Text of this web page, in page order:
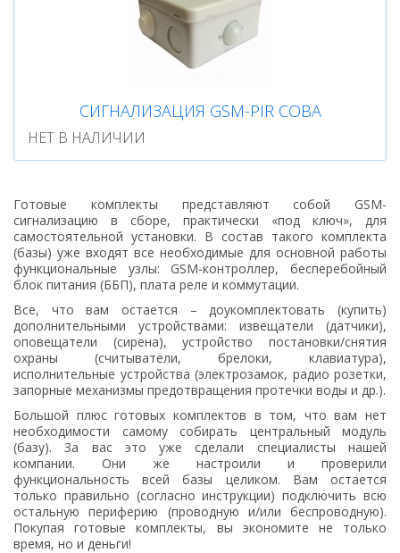
СИГНАЛИЗАЦИЯ GSM-PIR СОВА
НЕТ В НАЛИЧИИ
Готовые комплекты представляют собой GSM-
сигнализацию в сборе, практически «под ключ», для
самостоятельной установки. В состав такого комплекта
(базы) уже входят все необходимые для основной работы
функциональные узлы: GSM-контроллер, бесперебойный
блок питания (ББП), плата реле и коммутации.
Все, что вам остается – доукомплектовать (купить)
дополнительными устройствами: извещатели (датчики),
оповещатели (сирена), устройство постановки/снятия
охраны (считыватели, брелоки, клавиатура),
исполнительные устройства (электрозамок, радио розетки,
запорные механизмы предотвращения протечки воды и др.).
Большой плюс готовых комплектов в том, что вам нет
необходимости самому собирать центральный модуль
(базу). За вас это уже сделали специалисты нашей
компании. Они же настроили и проверили
функциональность всей базы целиком. Вам остается
только правильно (согласно инструкции) подключить всю
остальную периферию (проводную и/или беспроводную).
Покупая готовые комплекты, вы экономите не только
время, но и деньги!